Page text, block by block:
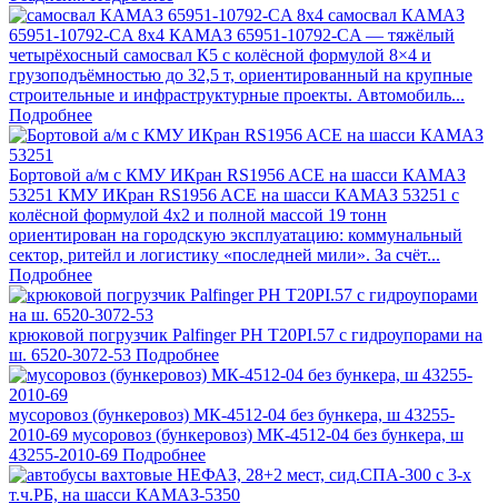
самосвал КАМАЗ
65951-10792-CA 8х4 КАМАЗ 65951‑10792‑CA — тяжёлый
четырёхосный самосвал К5 с колёсной формулой 8×4 и
грузоподъёмностью до 32,5 т, ориентированный на крупные
строительные и инфраструктурные проекты. Автомобиль...
Подробнее
Бортовой а/м с КМУ ИКран RS1956 ACE на шасси КАМАЗ
53251 КМУ ИКран RS1956 ACE на шасси КАМАЗ 53251 с
колёсной формулой 4х2 и полной массой 19 тонн
ориентирован на городскую эксплуатацию: коммунальный
сектор, ритейл и логистику «последней мили». За счёт...
Подробнее
крюковой погрузчик Palfinger РН Т20РI.57 с гидроупорами на
ш. 6520-3072-53 Подробнее
мусоровоз (бункеровоз) МК-4512-04 без бункера, ш 43255-
2010-69 мусоровоз (бункеровоз) МК-4512-04 без бункера, ш
43255-2010-69 Подробнее